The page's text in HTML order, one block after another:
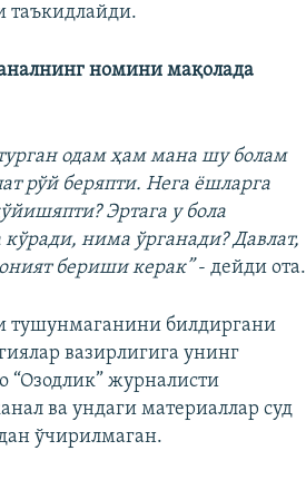
таъкидлайди.
номини мақолада
одам ҳам мана шу болам
рўй беряпти. Нега ёшларга
Эртага у бола
нима ўрганади? Давлат,
бериши керак”- дейди ота.
тушунмаганини билдиргани
вазирлигига унинг
журналисти
ва ундаги материаллар суд
ўчирилмаган.